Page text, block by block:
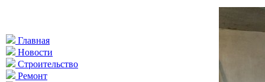
Главная
Новости
Строительство
Ремонт